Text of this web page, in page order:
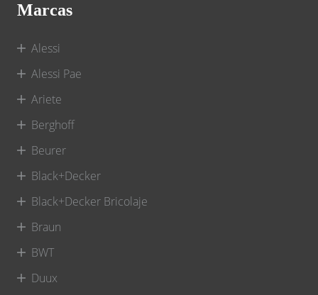
Marcas
Alessi
Alessi Pae
Ariete
Berghoff
Beurer
Black+Decker
Black+Decker Bricolaje
Braun
BWT
Duux